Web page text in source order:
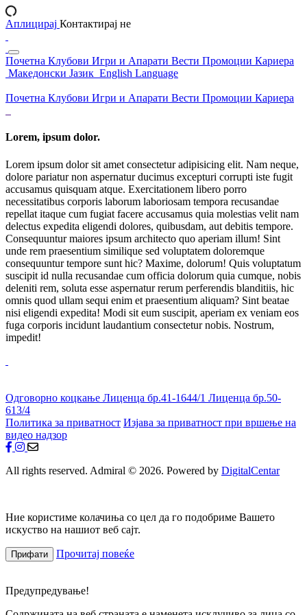
Аплицирај Контактирај не
Почетна Клубови Игри и Апарати Вести Промоции Кариера
Македонски Јазик English Language
Почетна Клубови Игри и Апарати Вести Промоции Кариера
Lorem, ipsum dolor.
Lorem ipsum dolor sit amet consectetur adipisicing elit. Nam neque,
dolore pariatur non aspernatur ducimus excepturi corrupti iste fugit
accusamus quisquam atque. Exercitationem libero porro
necessitatibus corporis laborum laboriosam tempora recusandae
repellat itaque cum fugiat facere accusamus quia molestias velit nam
delectus expedita eligendi dolores, quibusdam, aut debitis tempore.
Consequuntur maiores ipsum architecto quo aperiam illum! Sint
unde rem praesentium similique sed voluptatem doloremque
consequuntur tempore sunt hic? Maxime, dolorum! Quis voluptatum
suscipit id nulla recusandae cum officia dolorum quia cumque, nobis
deleniti rem, soluta esse aspernatur rerum perferendis blanditiis, hic
omnis quod ullam sequi enim et praesentium aliquam? Sint beatae
nisi eligendi expedita! Modi sit eum suscipit, aperiam ex veniam eos
fuga corporis incidunt laudantium consectetur nobis. Nostrum,
impedit!
Одговорно коцкање Лиценца бр.41-1644/1 Лиценца бр.50-
613/4
Политика за приватност Изјава за приватност при вршење на
видео надзор
All rights reserved. Admiral © 2026. Powered by DigitalCentar
Ние користиме колачиња со цел да го подобриме Вашето
искуство на нашиот веб сајт.
Прифати Прочитај повеќе
Предупредување!